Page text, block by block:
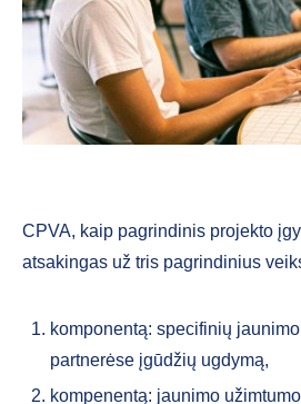
CPVA, kaip pagrindinis projekto
atsakingas už tris pagrindinius
komponentą: specifinių
partnerėse įgūdžių ugdymą,
kompenentą: jaunimo